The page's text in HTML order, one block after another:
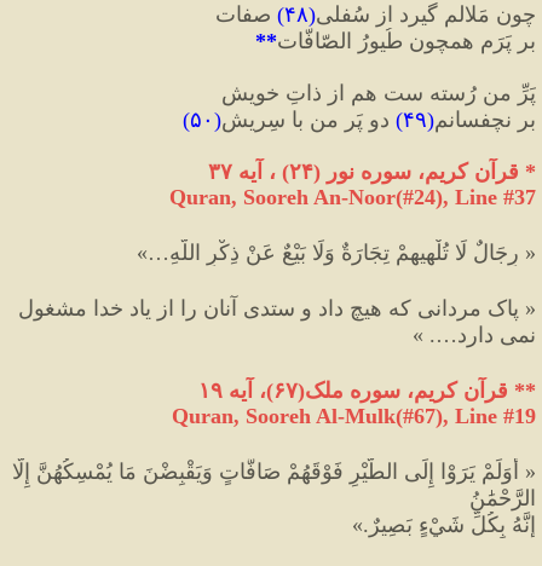
چون مَلالم گیرد از سُفلی(۴۸) صفات
بر پَرَم همچون طُیورُ الصّافّات**
پَرِّ من رُسته ست هم از ذاتِ خویش
بر نچفسانم(۴۹) دو پَر من با سِریش( ۵۰)
* قرآن کریم، سوره نور (۲۴) ، آیه ۳۷
Quran, Sooreh An-Noor(#24), Line #37
« رِجَالٌ لَا تُلْهِيهِمْ تِجَارَةٌ وَلَا بَيْعٌ عَنْ ذِكْرِ اللَّهِ…»
« پاک مردانی که هیچ داد و ستدی آنان را از یاد خدا مشغول
نمی دارد…. »
** قرآن کریم، سوره ملک(۶۷)، آیه ۱۹
Quran, Sooreh Al-Mulk(#67), Line #19
«
الرَّحْمَٰنُ
إِنَّهُ بِكُلِّ شَيْءٍ بَصِيرٌ .
»